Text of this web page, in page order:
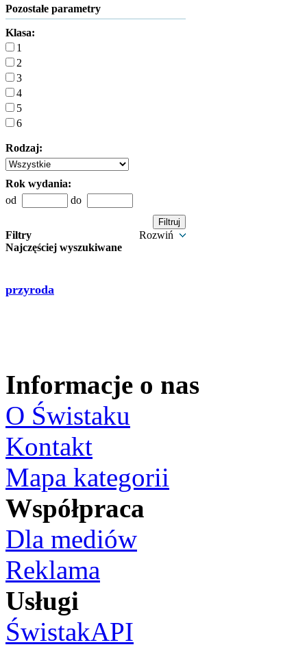
Pozostałe parametry
Klasa:
1
2
3
4
5
6
Rodzaj:
Rok wydania:
od
do
Filtry
Rozwiń
Najczęściej wyszukiwane
przyroda
Informacje o nas
O Świstaku
Kontakt
Mapa kategorii
Współpraca
Dla mediów
Reklama
Usługi
ŚwistakAPI